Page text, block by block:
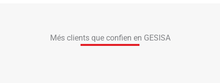
Més clients que confien en GESISA